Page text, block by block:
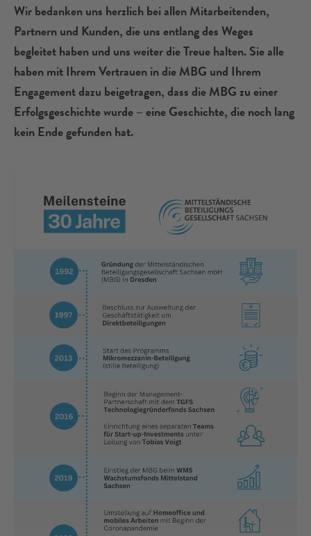
Wir bedanken uns herzlich bei allen Mitarbeitenden,
Partnern und Kunden, die uns entlang des Weges
begleitet haben und uns weiter die Treue halten. Sie alle
haben mit Ihrem Vertrauen in die MBG und Ihrem
Engagement dazu beigetragen, dass die MBG zu einer
Erfolgsgeschichte wurde – eine Geschichte, die noch lang
kein Ende gefunden hat.